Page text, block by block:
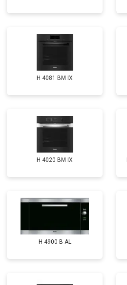
H 4081 ВМ IX
H 4020 BM IX
H 4900 B AL